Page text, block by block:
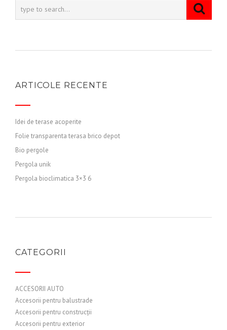
ARTICOLE RECENTE
Idei de terase acoperite
Folie transparenta terasa brico depot
Bio pergole
Pergola unik
Pergola bioclimatica 3×3 6
CATEGORII
ACCESORII AUTO
Accesorii pentru balustrade
Accesorii pentru construcții
Accesorii pentru exterior